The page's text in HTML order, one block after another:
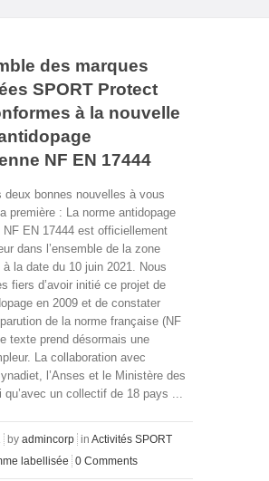
des marques
SPORT Protect
à la nouvelle
NF EN 17444
deux bonnes nouvelles à vous
première : La norme antidopage
NF EN 17444 est officiellement
dans l’ensemble de la zone
à la date du 10 juin 2021. Nous
fiers d’avoir initié ce projet de
en 2009 et de constater
de la norme française (NF
texte prend désormais une
La collaboration avec
l’Anses et le Ministère des
qu’avec un collectif de 18 pays ...
by admincorp in Activités SPORT
labellisée 0 Comments